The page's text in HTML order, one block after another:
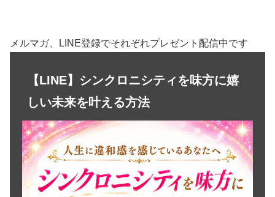
メルマガ、LINE登録でそれぞれプレゼント配信中です
【LINE】シンクロニシティを味方に嬉
しい未来を叶える方法